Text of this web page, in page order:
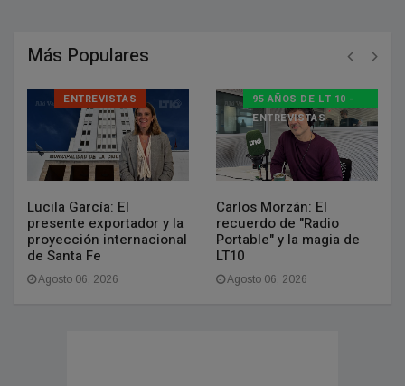
Más Populares
ENTREVISTAS
Lucila García: El
presente exportador y la
proyección internacional
de Santa Fe
Agosto 06, 2026
95 AÑOS DE LT 10 -
ENTREVISTAS
Carlos Morzán: El
recuerdo de "Radio
Portable" y la magia de
LT10
Agosto 06, 2026